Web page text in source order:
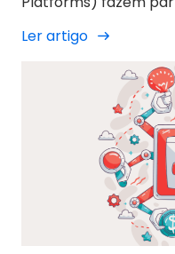
Ler artigo